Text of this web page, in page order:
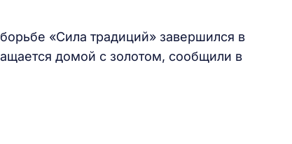
«Сила традиций» завершился в
домой с золотом, сообщили в